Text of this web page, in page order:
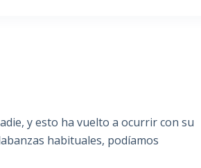
y esto ha vuelto a ocurrir con su
habituales, podíamos